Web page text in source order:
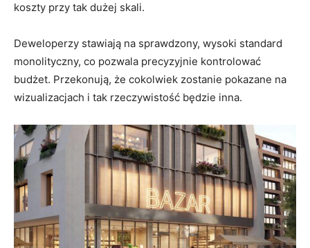
koszty przy tak dużej skali.
Deweloperzy stawiają na sprawdzony, wysoki standard
monolityczny, co pozwala precyzyjnie kontrolować
budżet. Przekonują, że cokolwiek zostanie pokazane na
wizualizacjach i tak rzeczywistość będzie inna.